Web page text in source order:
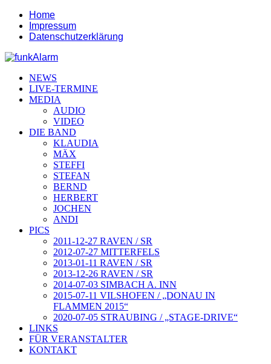
Home
Impressum
Datenschutzerklärung
NEWS
LIVE-TERMINE
MEDIA
AUDIO
VIDEO
DIE BAND
KLAUDIA
MÄX
STEFFI
STEFAN
BERND
HERBERT
JOCHEN
ANDI
PICS
2011-12-27 RAVEN / SR
2012-07-27 MITTERFELS
2013-01-11 RAVEN / SR
2013-12-26 RAVEN / SR
2014-07-03 SIMBACH A. INN
2015-07-11 VILSHOFEN / „DONAU IN
FLAMMEN 2015“
2020-07-05 STRAUBING / „STAGE-DRIVE“
LINKS
FÜR VERANSTALTER
KONTAKT